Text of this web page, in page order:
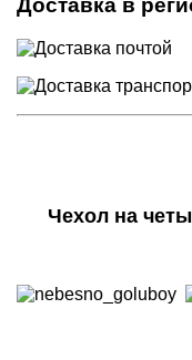
Доставка в
Чехол на